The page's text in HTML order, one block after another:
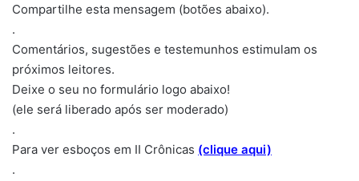
Compartilhe esta mensagem (botões abaixo).
.
Comentários, sugestões e testemunhos estimulam os
próximos leitores.
Deixe o seu no formulário logo abaixo!
(ele será liberado após ser moderado)
.
Para ver esboços em II Crônicas (clique aqui)
.